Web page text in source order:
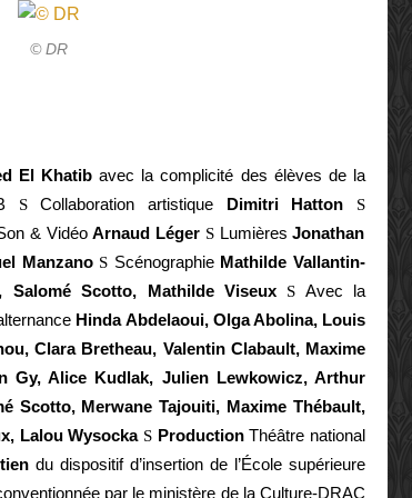
© DR
El Khatibavec la complicité des élèves de la
SCollaboration artistique Dimitri Hatton
S
& VidéoArnaud Léger SLumièresJonathan
Manzano S Scénographie Mathilde Vallantin-
Salomé Scotto, Mathilde Viseux S Avec la
Hinda Abdelaoui, Olga Abolina, Louis
Clara Bretheau, Valentin Clabault, Maxime
Gy, Alice Kudlak, Julien Lewkowicz, Arthur
Scotto, Merwane Tajouiti, Maxime Thébault,
Lalou Wysocka S ProductionThéâtre national
du dispositif d’insertion de l’École supérieure
par le ministère de la Culture-DRAC